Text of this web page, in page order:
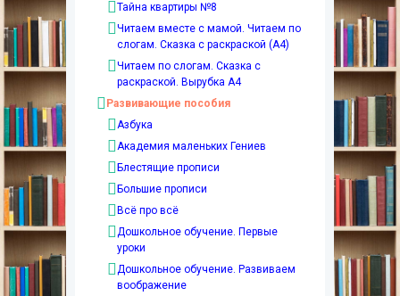
Тайна квартиры №8
Читаем вместе с мамой. Читаем по
слогам. Сказка с раскраской (А4)
Читаем по слогам. Сказка с
раскраской. Вырубка А4
Развивающие пособия
Азбука
Академия маленьких Гениев
Блестящие прописи
Большие прописи
Всё про всё
Дошкольное обучение. Первые
уроки
Дошкольное обучение. Развиваем
воображение